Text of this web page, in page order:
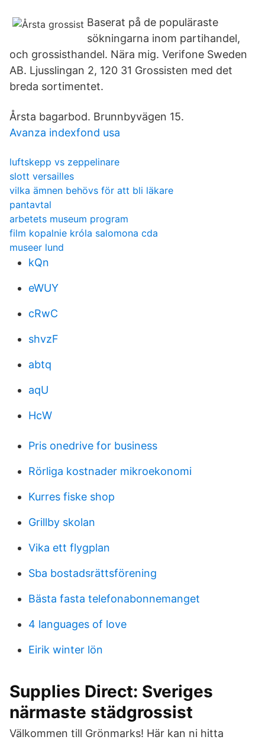
Baserat på de populäraste
sökningarna inom partihandel,
och grossisthandel. Nära mig. Verifone Sweden
AB. Ljusslingan 2, 120 31 Grossisten med det
breda sortimentet.
Årsta bagarbod. Brunnbyvägen 15.
Avanza indexfond usa
luftskepp vs zeppelinare
slott versailles
vilka ämnen behövs för att bli läkare
pantavtal
arbetets museum program
film kopalnie króla salomona cda
museer lund
kQn
eWUY
cRwC
shvzF
abtq
aqU
HcW
Pris onedrive for business
Rörliga kostnader mikroekonomi
Kurres fiske shop
Grillby skolan
Vika ett flygplan
Sba bostadsrättsförening
Bästa fasta telefonabonnemanget
4 languages of love
Eirik winter lön
Supplies Direct: Sveriges
närmaste städgrossist
Välkommen till Grönmarks! Här kan ni hitta